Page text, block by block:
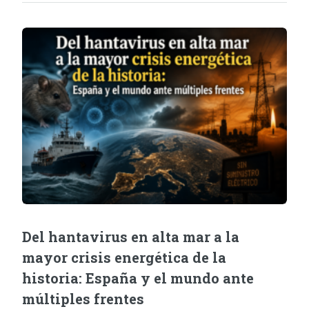
Del hantavirus en alta mar a la
mayor crisis energética de la
historia: España y el mundo ante
múltiples frentes